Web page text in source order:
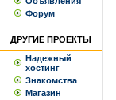
Форум
ДРУГИЕ ПРОЕКТЫ
Надежный
хостинг
Знакомства
Магазин